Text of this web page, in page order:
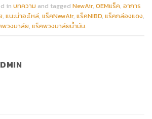
in บทความ and tagged NewAir, OEMแร็ค, อาการ
, แนะนำอะไหล่, แร็คNewAir, แร็คNIBD, แร็คกล่องแดง,
พวงมาลัย, แร็คพวงมาลัยน้ำมัน.